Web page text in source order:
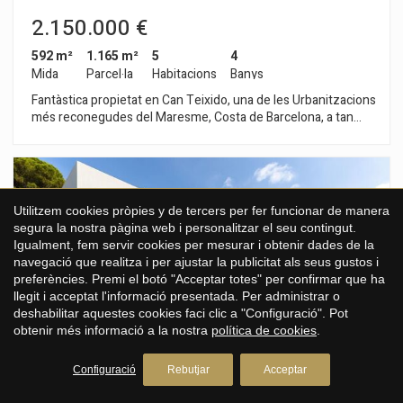
2.150.000 €
592 m²
Mida
1.165 m²
Parcel·la
5
Habitacions
4
Banys
Fantàstica propietat en Can Teixido, una de les Urbanitzacions
més reconegudes del Maresme, Costa de Barcelona, a tan
lluminosos.Diverses suites amb vestidor, zona per al servei i
gran sala diàfana en soterrani amb cuina on gaudir d'un altre
ambient.Un gran saló menjador i cuina tipus office amb zona
de rentat independent.El jardí està en un estat impecable, es
va realitzar tota la instal•lació de la il•luminació exterior per
aconseguir un ambient nocturn molt especial, el porxo davant
de la piscina i zona de barbacoa per gaudir del micro clima del
Maresme durant tot l'any.Una gran parcel•la amb possibilitat
d'ampliar el doble de metres, doncs els propietaris ofereixen
la possibilitat de comprar la parcel•la contigua, amb el que
s'aconseguiria un dels jardins més grans de la zona.
Utilitzem cookies pròpies y de tercers per fer funcionar de manera
segura la nostra pàgina web i personalitzar el seu contingut.
Igualment, fem servir cookies per mesurar i obtenir dades de la
navegació que realitza i per ajustar la publicitat als seus gustos i
preferències. Premi el botó "Acceptar totes" per confirmar que ha
llegit i acceptat l'informació presentada. Per administrar o
deshabilitar aquestes cookies faci clic a "Configuració". Pot
obtenir més informació a la nostra política de cookies
Configuració Rebutjar Acceptar